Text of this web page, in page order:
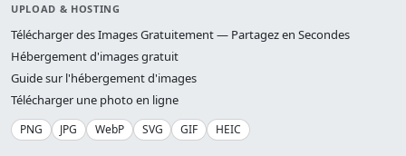
UPLOAD & HOSTING
Télécharger des Images Gratuitement — Partagez en Secondes
Hébergement d'images gratuit
Guide sur l'hébergement d'images
Télécharger une photo en ligne
PNG JPG WebP SVG GIF HEIC